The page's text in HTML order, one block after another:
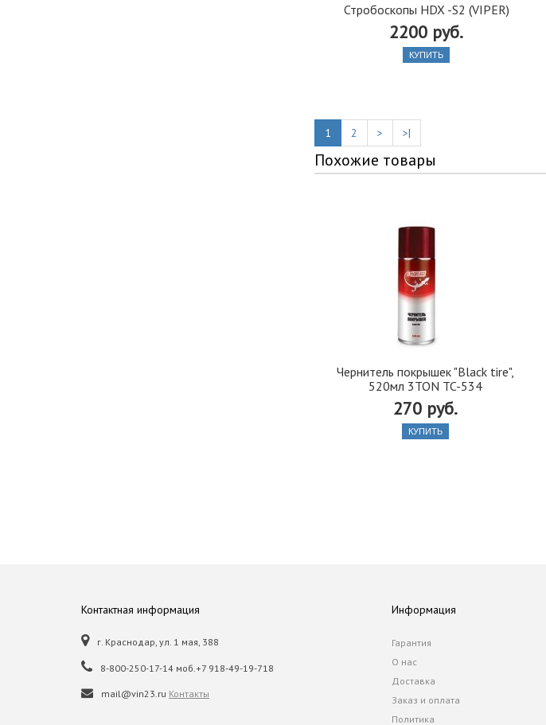
Стробоскопы HDX -S2 (VIPER)
2200 руб.
КУПИТЬ
1 2 > >|
Похожие товары
Чернитель покрышек "Black tire",
520мл 3TON TC-534
270 руб.
КУПИТЬ
Контактная информация
г. Краснодар, ул. 1 мая, 388
8-800-250-17-14 моб.+7 918-49-19-718
mail@vin23.ru Контакты
Информация
Гарантия
О нас
Доставка
Заказ и оплата
Политика